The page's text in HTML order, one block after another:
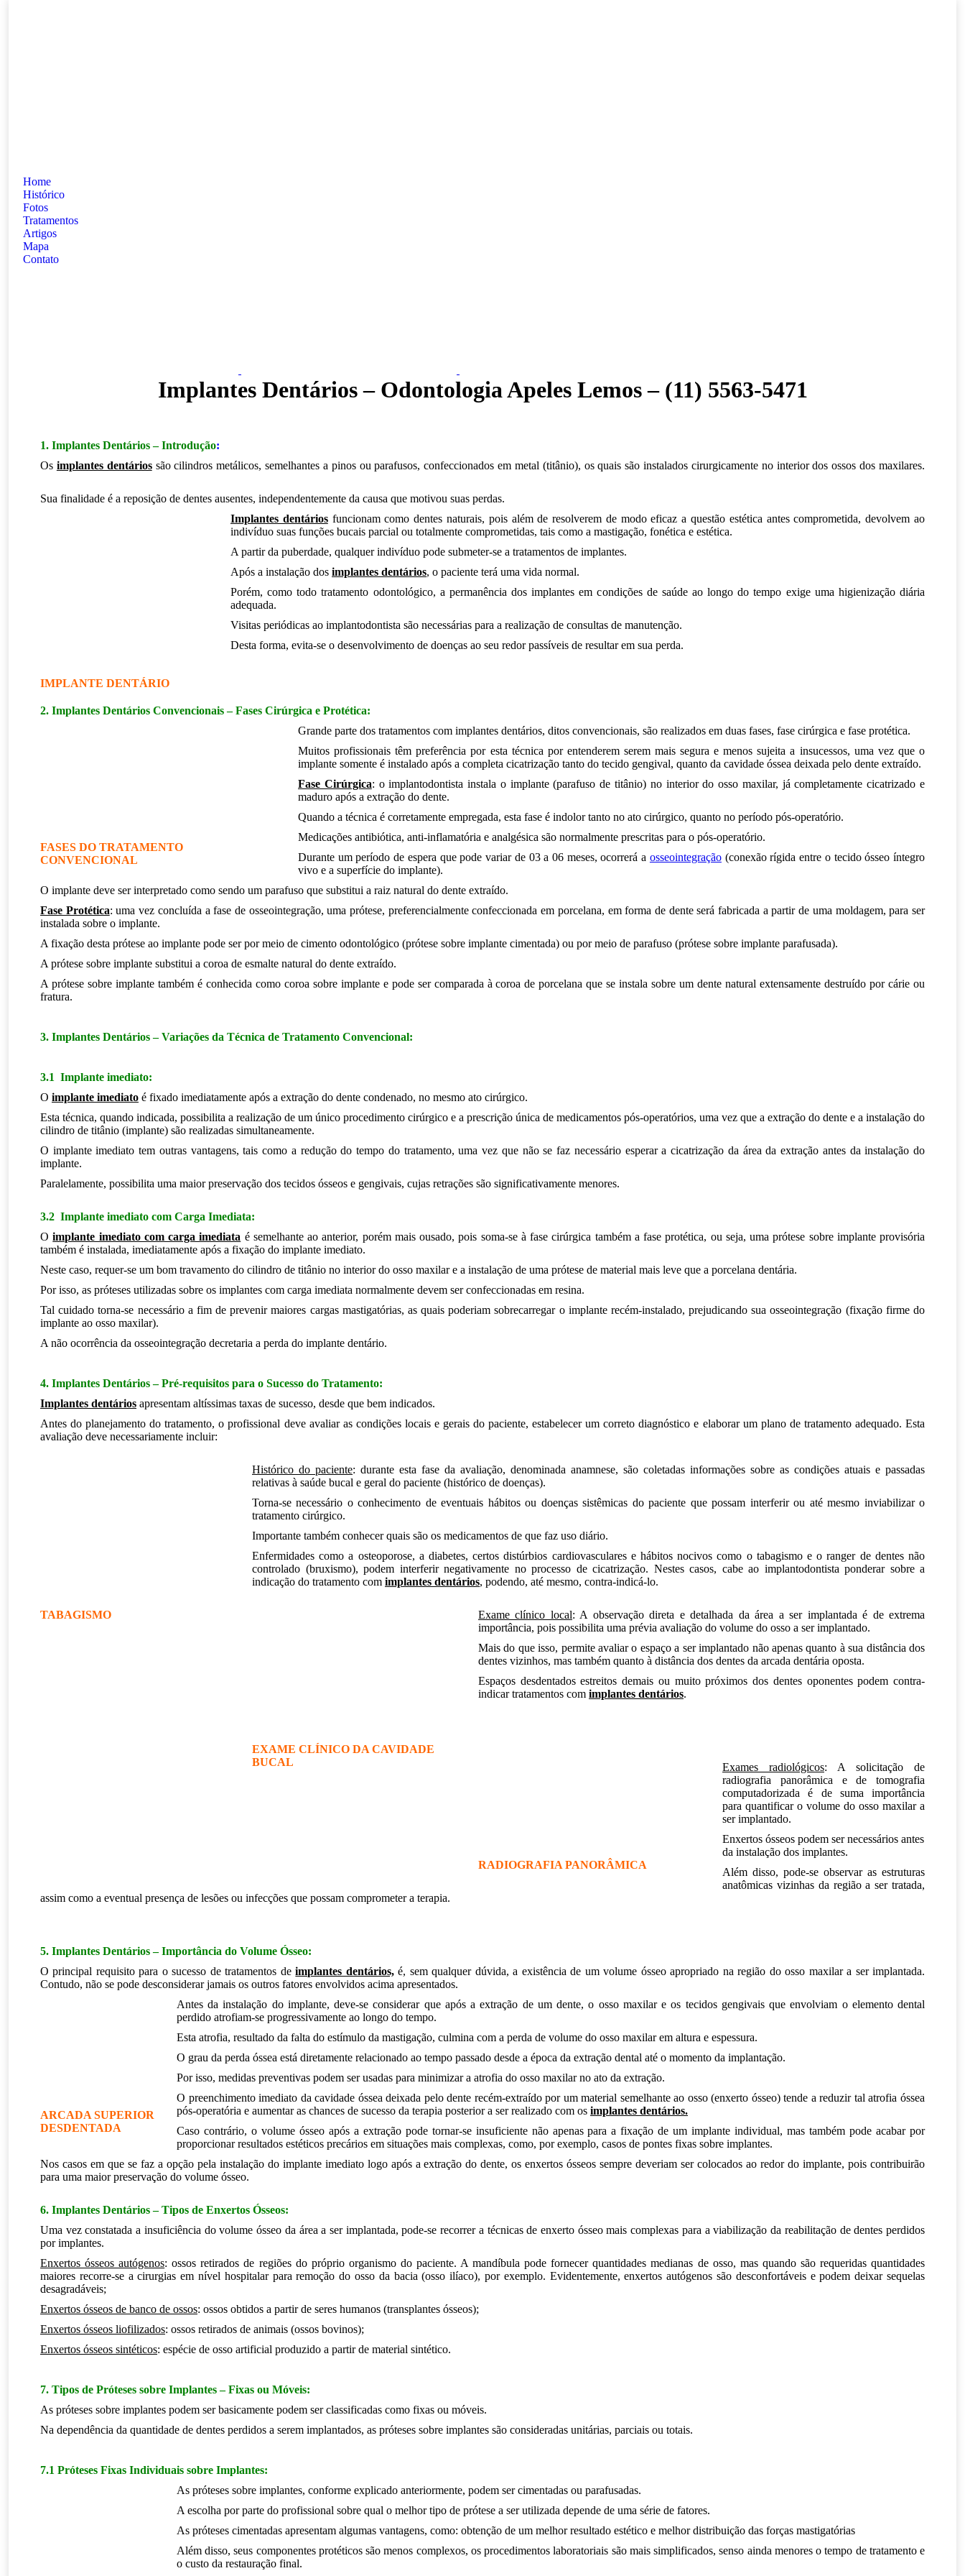
Home
Histórico
Fotos
Tratamentos
Artigos
Mapa
Contato
Implantes Dentários – Odontologia Apeles Lemos – (11) 5563-5471
1. Implantes Dentários – Introdução:
Os implantes dentáriossão cilindros metálicos, semelhantes a pinos ou parafusos, confeccionados em metal (titânio), os quais são instalados cirurgicamente no interior dos ossos dos maxilares.
Sua finalidade é a reposição de dentes ausentes, independentemente da causa que motivou suas perdas.
IMPLANTE DENTÁRIO
Implantes dentáriosfuncionam como dentes naturais, pois além de resolverem de modo eficaz a questão estética antes comprometida, devolvem ao
indivíduo suas funções bucais parcial ou totalmente comprometidas, tais como a mastigação, fonética e estética.
A partir da puberdade, qualquer indivíduo pode submeter-se a tratamentos de implantes.
Após a instalação dos implantes dentários, o paciente terá uma vida normal.
Porém, como todo tratamento odontológico, a permanência dos implantes em condições de saúde ao longo do tempo exige uma higienização diária
adequada.
Visitas periódicas ao implantodontista são necessárias para a realização de consultas de manutenção.
Desta forma, evita-se o desenvolvimento de doenças ao seu redor passíveis de resultar em sua perda.
2. Implantes Dentários Convencionais – Fases Cirúrgica e Protética:
FASES DO TRATAMENTO
CONVENCIONAL
Grande parte dos tratamentos com implantes dentários, ditos convencionais, são realizados em duas fases, fase cirúrgica e fase protética.
Muitos profissionais têm preferência por esta técnica por entenderem serem mais segura e menos sujeita a insucessos, uma vez que o
implante somente é instalado após a completa cicatrização tanto do tecido gengival, quanto da cavidade óssea deixada pelo dente extraído.
Fase Cirúrgica: o implantodontista instala o implante (parafuso de titânio) no interior do osso maxilar, já completamente cicatrizado e
maduro após a extração do dente.
Quando a técnica é corretamente empregada, esta fase é indolor tanto no ato cirúrgico, quanto no período pós-operatório.
Medicações antibiótica, anti-inflamatória e analgésica são normalmente prescritas para o pós-operatório.
Durante um período de espera que pode variar de 03 a 06 meses, ocorrerá a osseointegração(conexão rígida entre o tecido ósseo íntegro
vivo e a superfície do implante).
O implante deve ser interpretado como sendo um parafuso que substitui a raiz natural do dente extraído.
Fase Protética: uma vez concluída a fase de osseointegração, uma prótese, preferencialmente confeccionada em porcelana, em forma de dente será fabricada a partir de uma moldagem, para ser
instalada sobre o implante.
A fixação desta prótese ao implante pode ser por meio de cimento odontológico (prótese sobre implante cimentada) ou por meio de parafuso (prótese sobre implante parafusada).
A prótese sobre implante substitui a coroa de esmalte natural do dente extraído.
A prótese sobre implante também é conhecida como coroa sobre implante e pode ser comparada à coroa de porcelana que se instala sobre um dente natural extensamente destruído por cárie ou
fratura.
3. Implantes Dentários – Variações da Técnica de Tratamento Convencional:
3.1 Implante imediato:
O implante imediato é fixado imediatamente após a extração do dente condenado, no mesmo ato cirúrgico.
Esta técnica, quando indicada, possibilita a realização de um único procedimento cirúrgico e a prescrição única de medicamentos pós-operatórios, uma vez que a extração do dente e a instalação do
cilindro de titânio (implante) são realizadas simultaneamente.
O implante imediato tem outras vantagens, tais como a redução do tempo do tratamento, uma vez que não se faz necessário esperar a cicatrização da área da extração antes da instalação do
implante.
Paralelamente, possibilita uma maior preservação dos tecidos ósseos e gengivais, cujas retrações são significativamente menores.
3.2 Implante imediato com Carga Imediata:
Oimplante imediato com carga imediata é semelhante ao anterior, porém mais ousado, pois soma-se à fase cirúrgica também a fase protética, ou seja, uma prótese sobre implante provisória
também é instalada, imediatamente após a fixação do implante imediato.
Neste caso, requer-se um bom travamento do cilindro de titânio no interior do osso maxilar e a instalação de uma prótese de material mais leve que a porcelana dentária.
Por isso, as próteses utilizadas sobre os implantes com carga imediata normalmente devem ser confeccionadas em resina.
Tal cuidado torna-se necessário a fim de prevenir maiores cargas mastigatórias, as quais poderiam sobrecarregar o implante recém-instalado, prejudicando sua osseointegração (fixação firme do
implante ao osso maxilar).
A não ocorrência da osseointegração decretaria a perda do implante dentário.
4. Implantes Dentários – Pré-requisitos para o Sucesso do Tratamento:
Implantes dentários apresentam altíssimas taxas de sucesso, desde que bem indicados.
Antes do planejamento do tratamento, o profissional deve avaliar as condições locais e gerais do paciente, estabelecer um correto diagnóstico e elaborar um plano de tratamento adequado. Esta
avaliação deve necessariamente incluir:
TABAGISMO
Histórico do paciente: durante esta fase da avaliação, denominada anamnese, são coletadas informações sobre as condições atuais e passadas
relativas à saúde bucal e geral do paciente (histórico de doenças).
Torna-se necessário o conhecimento de eventuais hábitos ou doenças sistêmicas do paciente que possam interferir ou até mesmo inviabilizar o
tratamento cirúrgico.
Importante também conhecer quais são os medicamentos de que faz uso diário.
Enfermidades como a osteoporose, a diabetes, certos distúrbios cardiovasculares e hábitos nocivos como o tabagismo e o ranger de dentes não
controlado (bruxismo), podem interferir negativamente no processo de cicatrização. Nestes casos, cabe ao implantodontista ponderar sobre a
indicação do tratamento com implantes dentários, podendo, até mesmo, contra-indicá-lo.
EXAME CLÍNICO DA CAVIDADE
BUCAL
Exame clínico local: A observação direta e detalhada da área a ser implantada é de extrema
importância, pois possibilita uma prévia avaliação do volume do osso a ser implantado.
Mais do que isso, permite avaliar o espaço a ser implantado não apenas quanto à sua distância dos
dentes vizinhos, mas também quanto à distância dos dentes da arcada dentária oposta.
Espaços desdentados estreitos demais ou muito próximos dos dentes oponentes podem contra-
indicar tratamentos com implantes dentários.
RADIOGRAFIA PANORÂMICA
Exames radiológicos: A solicitação de
radiografia panorâmica e de tomografia
computadorizada é de suma importância
para quantificar o volume do osso maxilar a
ser implantado.
Enxertos ósseos podem ser necessários antes
da instalação dos implantes.
Além disso, pode-se observar as estruturas
anatômicas vizinhas da região a ser tratada,
assim como a eventual presença de lesões ou infecções que possam comprometer a terapia.
5. Implantes Dentários – Importância do Volume Ósseo:
O principal requisito para o sucesso de tratamentos deimplantes dentários,é, sem qualquer dúvida, a existência de um volume ósseo apropriado na região do osso maxilar a ser implantada.
Contudo, não se pode desconsiderar jamais os outros fatores envolvidos acima apresentados.
ARCADA SUPERIOR
DESDENTADA
Antes da instalação do implante, deve-se considerar que após a extração de um dente, o osso maxilar e os tecidos gengivais que envolviam o elemento dental
perdido atrofiam-se progressivamente ao longo do tempo.
Esta atrofia, resultado da falta do estímulo da mastigação, culmina com a perda de volume do osso maxilar em altura e espessura.
O grau da perda óssea está diretamente relacionado ao tempo passado desde a época da extração dental até o momento da implantação.
Por isso, medidas preventivas podem ser usadas para minimizar a atrofia do osso maxilar no ato da extração.
O preenchimento imediato da cavidade óssea deixada pelo dente recém-extraído por um material semelhante ao osso (enxerto ósseo) tende a reduzir tal atrofia óssea
pós-operatória e aumentar as chances de sucesso da terapia posterior a ser realizado com os implantes dentários.
Caso contrário, o volume ósseo após a extração pode tornar-se insuficiente não apenas para a fixação de um implante individual, mas também pode acabar por
proporcionar resultados estéticos precários em situações mais complexas, como, por exemplo, casos de pontes fixas sobre implantes.
Nos casos em que se faz a opção pela instalação do implante imediato logo após a extração do dente, os enxertos ósseos sempre deveriam ser colocados ao redor do implante, pois contribuirão
para uma maior preservação do volume ósseo.
6. Implantes Dentários – Tipos de Enxertos Ósseos:
Uma vez constatada a insuficiência do volume ósseo da área a ser implantada, pode-se recorrer a técnicas de enxerto ósseo mais complexas para a viabilização da reabilitação de dentes perdidos
por implantes.
Enxertos ósseos autógenos: ossos retirados de regiões do próprio organismo do paciente. A mandíbula pode fornecer quantidades medianas de osso, mas quando são requeridas quantidades
maiores recorre-se a cirurgias em nível hospitalar para remoção do osso da bacia (osso ilíaco), por exemplo. Evidentemente, enxertos autógenos são desconfortáveis e podem deixar sequelas
desagradáveis;
Enxertos ósseos de banco de ossos: ossos obtidos a partir de seres humanos (transplantes ósseos);
Enxertos ósseos liofilizados: ossos retirados de animais (ossos bovinos);
Enxertos ósseos sintéticos: espécie de osso artificial produzido a partir de material sintético.
7. Tipos de Próteses sobre Implantes – Fixas ou Móveis:
As próteses sobre implantes podem ser basicamente podem ser classificadas como fixas ou móveis.
Na dependência da quantidade de dentes perdidos a serem implantados, as próteses sobre implantes são consideradas unitárias, parciais ou totais.
7.1 Próteses Fixas Individuais sobre Implantes:
As próteses sobre implantes, conforme explicado anteriormente, podem ser cimentadas ou parafusadas.
A escolha por parte do profissional sobre qual o melhor tipo de prótese a ser utilizada depende de uma série de fatores.
As próteses cimentadas apresentam algumas vantagens, como: obtenção de um melhor resultado estético e melhor distribuição das forças mastigatórias
Além disso, seus componentes protéticos são menos complexos, os procedimentos laboratoriais são mais simplificados, senso ainda menores o tempo de tratamento e
o custo da restauração final.